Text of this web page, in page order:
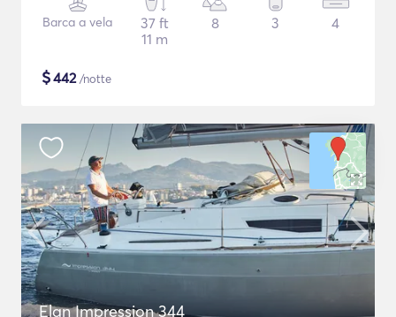
Barca a vela
37 ft
11 m
8 3 4
$442/notte
Elan Impression 344